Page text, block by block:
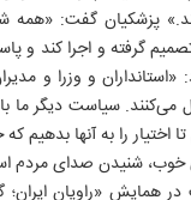
پزشکیان گفت:
گرفته و اجرا کند و
و وزرا و
می‌کنند. سیاست دیگر
را به آنها بدهیم
خوب، شنیدن صدای مردم
همایش «راویان